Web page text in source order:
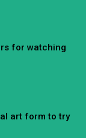
for watching
art form to try